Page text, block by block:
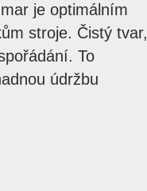
je optimálním
stroje. Čistý tvar,
To
údržbu